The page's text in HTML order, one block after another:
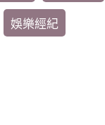
娛樂經紀